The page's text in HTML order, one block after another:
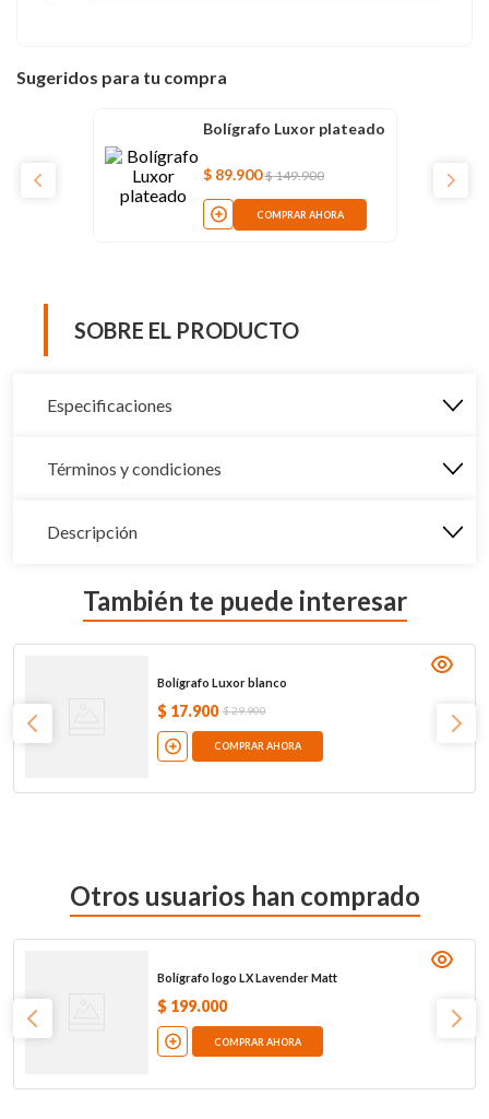
Sugeridos para tu compra
Bolígrafo Luxor plateado
$ 89.900 $149.900
COMPRAR AHORA
SOBRE EL PRODUCTO
Especificaciones
Términos y condiciones
Descripción
También te puede interesar
Bolígrafo Luxor blanco
$ 17.900 $29.900
COMPRAR AHORA
Otros usuarios han comprado
Bolígrafo logo LX Lavender Matt
$ 199.000
COMPRAR AHORA